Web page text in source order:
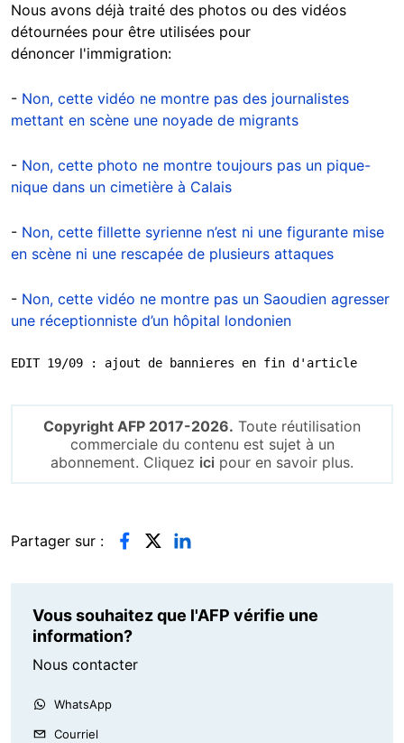
Nous avons déjà traité des photos ou des vidéos
détournées pour être utilisées pour
dénoncer l'immigration:
- Non, cette vidéo ne montre pas des journalistes
mettant en scène une noyade de migrants
- Non, cette photo ne montre toujours pas un pique-
nique dans un cimetière à Calais
- Non, cette fillette syrienne n’est ni une figurante mise
en scène ni une rescapée de plusieurs attaques
- Non, cette vidéo ne montre pas un Saoudien agresser
une réceptionniste d’un hôpital londonien
EDIT 19/09 : ajout de bannieres en fin d'article
Copyright AFP 2017-2026. Toute réutilisation
commerciale du contenu est sujet à un
abonnement. Cliquez ici pour en savoir plus.
Partager sur :
Vous souhaitez que l'AFP vérifie une
information?
Nous contacter
WhatsApp
Courriel